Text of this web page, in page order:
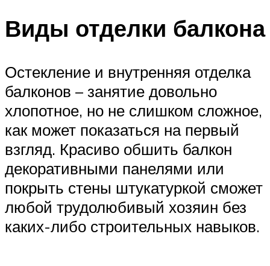
Виды отделки балкона
Остекление и внутренняя отделка
балконов – занятие довольно
хлопотное, но не слишком сложное,
как может показаться на первый
взгляд. Красиво обшить балкон
декоративными панелями или
покрыть стены штукатуркой сможет
любой трудолюбивый хозяин без
каких-либо строительных навыков.